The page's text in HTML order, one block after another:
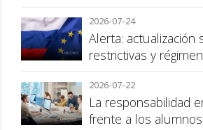
2026-07-24
Alerta: actualización
restrictivas y
2026-07-22
La responsabilidad
frente a los